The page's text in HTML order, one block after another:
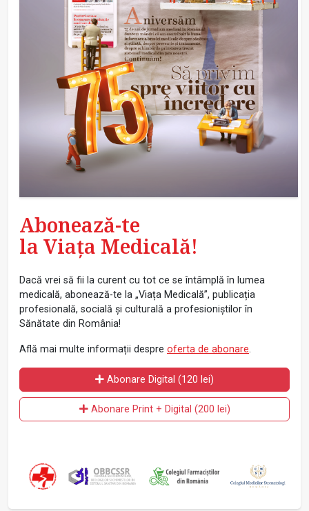
Abonează-te
la Viața Medicală!
Dacă vrei să fii la curent cu tot ce se întâmplă în lumea
medicală, abonează-te la „Viața Medicală”, publicația
profesională, socială și culturală a profesioniștilor în
Sănătate din România!
Află mai multe informații despre oferta de abonare.
Abonare Digital (120 lei)
Abonare Print + Digital (200 lei)